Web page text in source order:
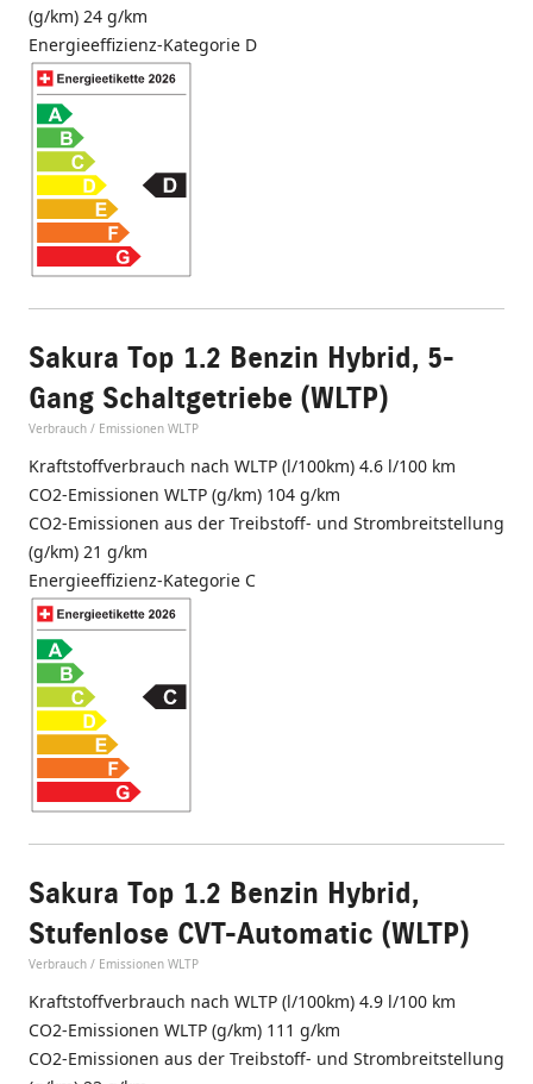
(g/km) 24 g/km
Energieeffizienz-Kategorie D
Sakura Top 1.2 Benzin Hybrid, 5-
Gang Schaltgetriebe (WLTP)
Verbrauch / Emissionen WLTP
Kraftstoffverbrauch nach WLTP (l/100km) 4.6 l/100 km
CO2-Emissionen WLTP (g/km) 104 g/km
CO2-Emissionen aus der Treibstoff- und Strombreitstellung
(g/km) 21 g/km
Energieeffizienz-Kategorie C
Sakura Top 1.2 Benzin Hybrid,
Stufenlose CVT-Automatic (WLTP)
Verbrauch / Emissionen WLTP
Kraftstoffverbrauch nach WLTP (l/100km) 4.9 l/100 km
CO2-Emissionen WLTP (g/km) 111 g/km
CO2-Emissionen aus der Treibstoff- und Strombreitstellung